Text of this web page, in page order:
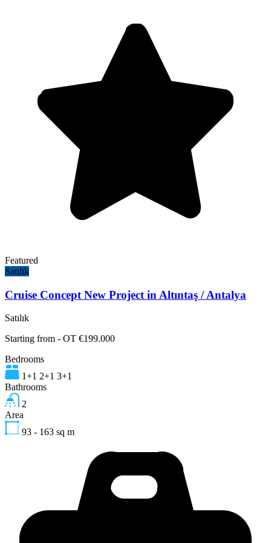
Featured
Satılık
Cruise Concept New Project in Altıntaş / Antalya
Satılık
Starting from - OT €199.000
Bedrooms
1+1 2+1 3+1
Bathrooms
2
Area
93 - 163 sq m